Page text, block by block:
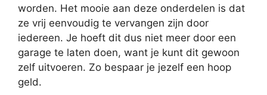
worden. Het mooie aan deze onderdelen is dat
ze vrij eenvoudig te vervangen zijn door
iedereen. Je hoeft dit dus niet meer door een
garage te laten doen, want je kunt dit gewoon
zelf uitvoeren. Zo bespaar je jezelf een hoop
geld.